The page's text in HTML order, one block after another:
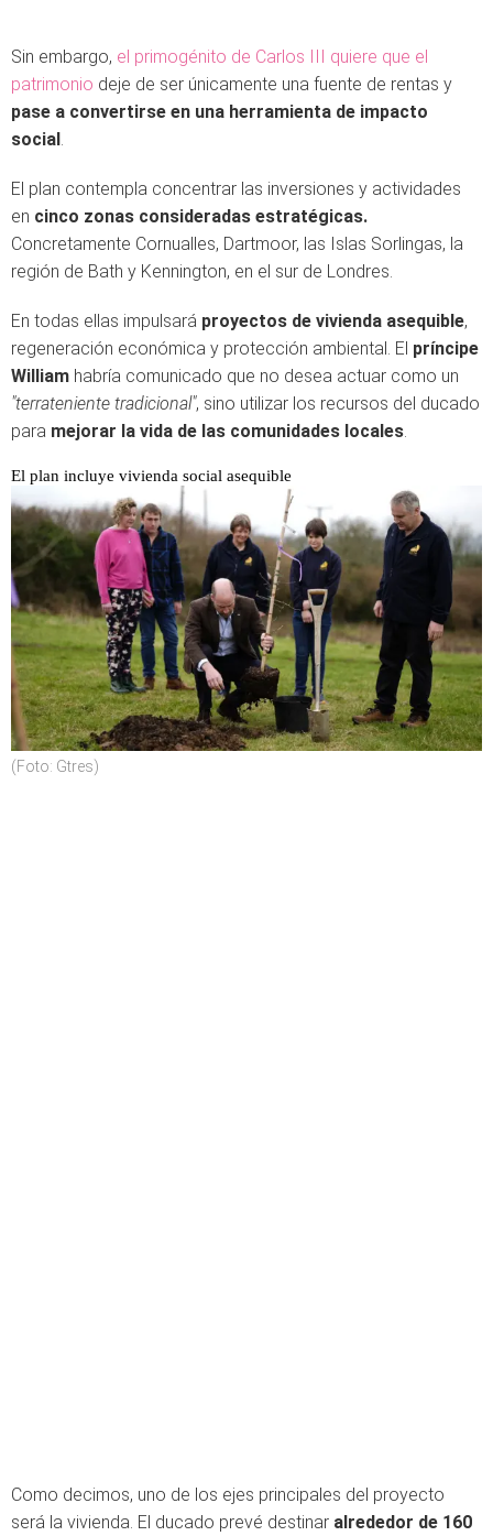
Sin embargo, el primogénito de Carlos III quiere que el
patrimonio deje de ser únicamente una fuente de rentas y
pase a convertirse en una herramienta de impacto
social .
El plan contempla concentrar las inversiones y actividades
en cinco zonas consideradas estratégicas.
Concretamente Cornualles, Dartmoor, las Islas Sorlingas, la
región de Bath y Kennington, en el sur de Londres.
En todas ellas impulsará proyectos de vivienda asequible,
regeneración económica y protección ambiental. El príncipe
William habría comunicado que no desea actuar como un
"terrateniente tradicional", sino utilizar los recursos del ducado
para mejorar la vida de las comunidades locales.
El plan incluye vivienda social asequible
(Foto: Gtres)
Como decimos, uno de los ejes principales del proyecto
será la vivienda. El ducado prevé destinar alrededor de 160